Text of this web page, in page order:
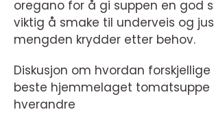
oregano for å gi suppen en god
viktig å smake til underveis og
mengden krydder etter behov.
Diskusjon om hvordan
beste hjemmelaget tomatsuppe
hverandre